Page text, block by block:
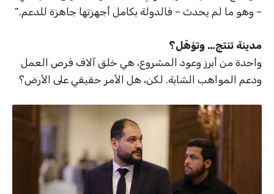
– وهو ما لم يحدث – فالدولة بكامل أجهزتها جاهزة للدعم.”
مدينة تنتج… وتؤهّل؟
واحدة من أبرز وعود المشروع، هي خلق آلاف فرص العمل
ودعم المواهب الشابة. لكن، هل الأمر حقيقي على الأرض؟